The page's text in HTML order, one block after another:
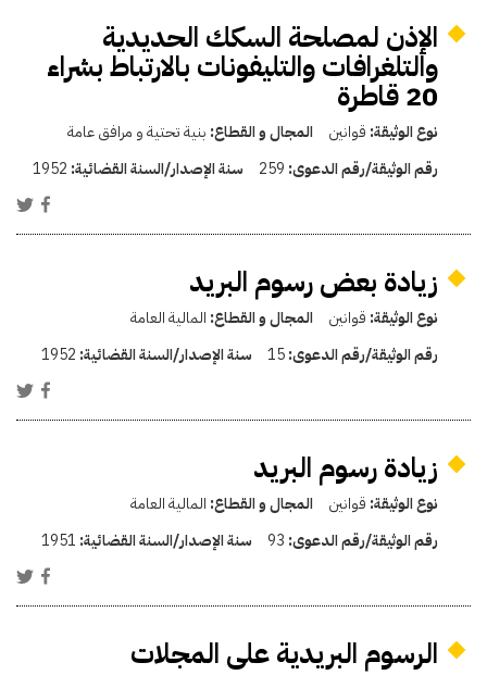
الإذن لمصلحة السكك الحديدية
والتلغرافات والتليفونات بالارتباط بشراء
20 قاطرة
نوع الوثيقة: قوانين المجال و القطاع: بنية تحتية و مرافق عامة
رقم الوثيقة/رقم الدعوى: 259 سنة الإصدار/السنة القضائية: 1952
زيادة بعض رسوم البريد
نوع الوثيقة: قوانين المجال و القطاع: المالية العامة
رقم الوثيقة/رقم الدعوى:15 سنة الإصدار/السنة القضائية: 1952
زيادة رسوم البريد
نوع الوثيقة: قوانين المجال و القطاع: المالية العامة
رقم الوثيقة/رقم الدعوى: 93 سنة الإصدار/السنة القضائية: 1951
الرسوم البريدية على المجلات